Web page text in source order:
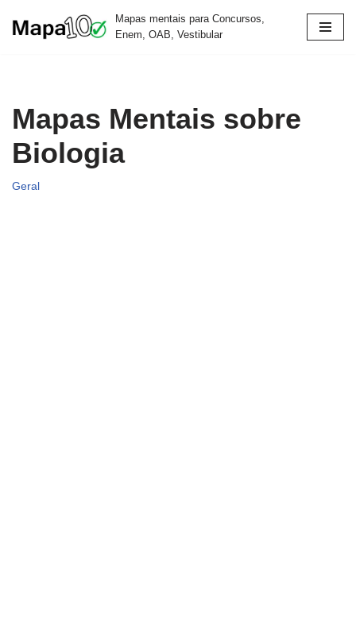
Mapas mentais para Concursos,
Enem, OAB, Vestibular
Mapas Mentais sobre
Biologia
Geral